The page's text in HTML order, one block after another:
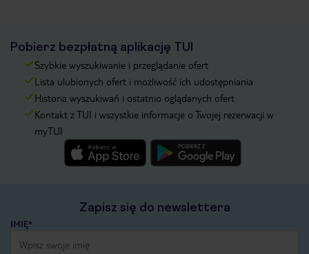
Pobierz bezpłatną aplikację TUI
Szybkie wyszukiwanie i przeglądanie ofert
Lista ulubionych ofert i możliwość ich udostępniania
Historia wyszukiwań i ostatnio oglądanych ofert
Kontakt z TUI i wszystkie informacje o Twojej rezerwacji w
myTUI
Zapisz się do newslettera
IMIĘ*